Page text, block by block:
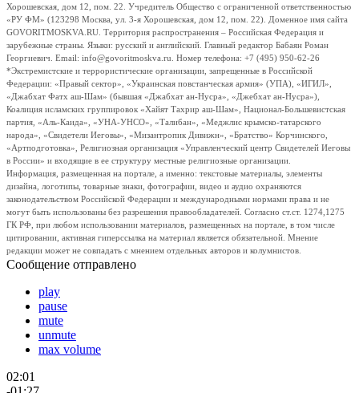
Хорошевская, дом 12, пом. 22. Учредитель Общество с ограниченной ответственностью
«РУ ФМ» (123298 Москва, ул. 3-я Хорошевская, дом 12, пом. 22). Доменное имя сайта
GOVORITMOSKVA.RU. Территория распространения – Российская Федерация и
зарубежные страны. Языки: русский и английский. Главный редактор Бабаян Роман
Георгиевич. Email: info@govoritmoskva.ru. Номер телефона: +7 (495) 950-62-26
*Экстремистские и террористические организации, запрещенные в Российской
Федерации: «Правый сектор», «Украинская повстанческая армия» (УПА), «ИГИЛ»,
«Джабхат Фатх аш-Шам» (бывшая «Джабхат ан-Нусра», «Джебхат ан-Нусра»),
Коалиция исламских группировок «Хайят Тахрир аш-Шам», Национал-Большевистская
партия, «Аль-Каида», «УНА-УНСО», «Талибан», «Меджлис крымско-татарского
народа», «Свидетели Иеговы», «Мизантропик Дивижн», «Братство» Корчинского,
«Артподготовка», Религиозная организация «Управленческий центр Свидетелей Иеговы
в России» и входящие в ее структуру местные религиозные организации.
Информация, размещенная на портале, а именно: текстовые материалы, элементы
дизайна, логотипы, товарные знаки, фотографии, видео и аудио охраняются
законодательством Российской Федерации и международными нормами права и не
могут быть использованы без разрешения правообладателей. Согласно ст.ст. 1274,1275
ГК РФ, при любом использовании материалов, размещенных на портале, в том числе
цитировании, активная гиперссылка на материал является обязательной. Мнение
редакции может не совпадать с мнением отдельных авторов и колумнистов.
Сообщение отправлено
play
pause
mute
unmute
max volume
02:01